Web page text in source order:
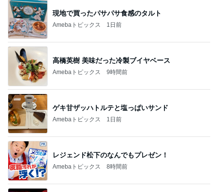
現地で買ったパサパサ食感のタルト
Amebaトピックス 1日前
高橋英樹 美味だった冷製ブイヤベース
Amebaトピックス 9時間前
ゲキ甘ザッハトルテと塩っぱいサンド
Amebaトピックス 1日前
レジェンド松下のなんでもプレゼン！
Amebaトピックス 8時間前